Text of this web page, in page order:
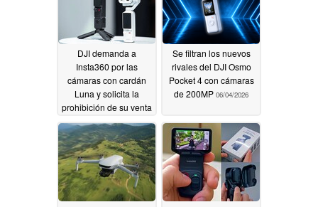
DJI demanda a
Insta360 por las
cámaras con cardán
Luna y solicita la
prohibición de su venta
en EE. UU.06/12/2026
Se filtran los nuevos
rivales del DJI Osmo
Pocket 4 con cámaras
de 200MP 06/04/2026